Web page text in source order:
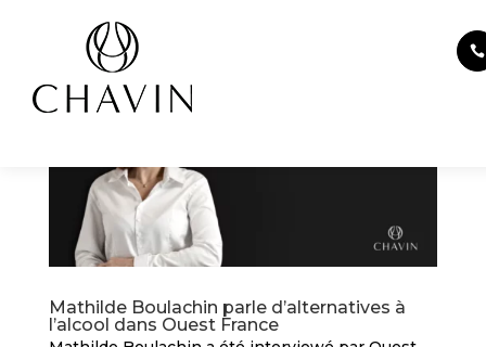
Mathilde Boulachin parle d’alternatives à
l’alcool dans Ouest France